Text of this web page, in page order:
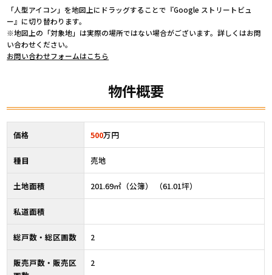
「人型アイコン」を地図上にドラッグすることで『Google ストリートビュ
ー』に切り替わります。
※地図上の「対象地」は実際の場所ではない場合がございます。詳しくはお問
い合わせください。
お問い合わせフォームはこちら
物件概要
価格 500万円
種目 売地
土地面積 201.69㎡（公簿） （61.01坪）
私道面積
総戸数・総区画数 2
販売戸数・販売区
2